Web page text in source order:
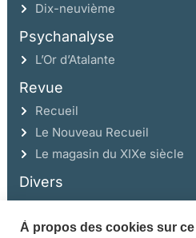
Dix-neuvième
Psychanalyse
L’Or d’Atalante
Revue
Recueil
Le Nouveau Recueil
Le magasin du XIXe siècle
Divers
Ce site a été réalisé avec l’aide de la
À propos des cookies sur